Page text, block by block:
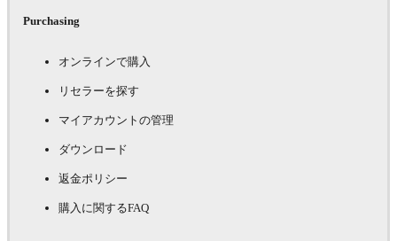
Purchasing
オンラインで購入
リセラーを探す
マイアカウントの管理
ダウンロード
返金ポリシー
購入に関するFAQ